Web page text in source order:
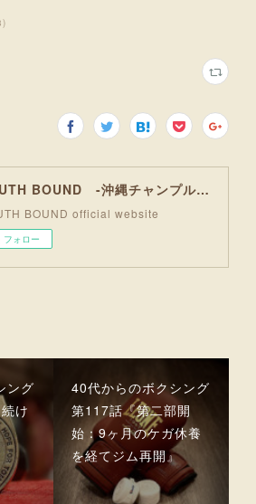
)
SOUTH BOUND -沖縄チャンプルお囃子コア-
BOUND official website
フォロー
ング
け
40代からのボクシング
第117話『第二部開
始：9ヶ月のケガ休養
を経てジム再開』